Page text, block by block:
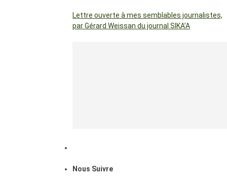
Lettre ouverte à mes semblables journalistes,
par Gérard Weissan du journal SIKA’A
Nous Suivre